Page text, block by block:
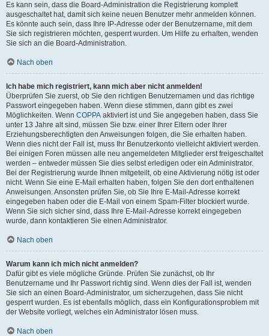
Es kann sein, dass die Board-Administration die Registrierung komplett
ausgeschaltet hat, damit sich keine neuen Benutzer mehr anmelden können.
Es könnte auch sein, dass Ihre IP-Adresse oder der Benutzername, mit dem
Sie sich registrieren möchten, gesperrt wurden. Um Hilfe zu erhalten, wenden
Sie sich an die Board-Administration.
Nach oben
Ich habe mich registriert, kann mich aber nicht anmelden!
Überprüfen Sie zuerst, ob Sie den richtigen Benutzernamen und das richtige
Passwort eingegeben haben. Wenn diese stimmen, dann gibt es zwei
Möglichkeiten. Wenn COPPA aktiviert ist und Sie angegeben haben, dass Sie
unter 13 Jahre alt sind, müssen Sie bzw. einer Ihrer Eltern oder Ihrer
Erziehungsberechtigten den Anweisungen folgen, die Sie erhalten haben.
Wenn dies nicht der Fall ist, muss Ihr Benutzerkonto vielleicht aktiviert werden.
Bei einigen Foren müssen alle neu angemeldeten Mitglieder erst freigeschaltet
werden – entweder müssen Sie dies selbst erledigen oder ein Administrator.
Bei der Registrierung wurde Ihnen mitgeteilt, ob eine Aktivierung nötig ist oder
nicht. Wenn Sie eine E-Mail erhalten haben, folgen Sie den dort enthaltenen
Anweisungen. Ansonsten prüfen Sie, ob Sie Ihre E-Mail-Adresse korrekt
eingegeben haben oder die E-Mail von einem Spam-Filter blockiert wurde.
Wenn Sie sich sicher sind, dass Ihre E-Mail-Adresse korrekt eingegeben
wurde, dann kontaktieren Sie einen Administrator.
Nach oben
Warum kann ich mich nicht anmelden?
Dafür gibt es viele mögliche Gründe. Prüfen Sie zunächst, ob Ihr
Benutzername und Ihr Passwort richtig sind. Wenn dies der Fall ist, wenden
Sie sich an einen Board-Administrator, um sicherzugehen, dass Sie nicht
gesperrt wurden. Es ist ebenfalls möglich, dass ein Konfigurationsproblem mit
der Website vorliegt, welches ein Administrator lösen muss.
Nach oben